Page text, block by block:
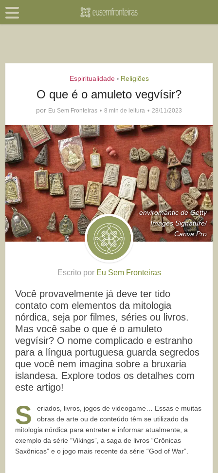
Espiritualidade • Religiões
O que é o amuleto vegvísir?
por Eu Sem Fronteiras 8 min de leitura 28/11/2023
enviromantic de Getty
Images Signature/
Canva Pro
Escrito por Eu Sem Fronteiras
Você provavelmente já deve ter tido
contato com elementos da mitologia
nórdica, seja por filmes, séries ou livros.
Mas você sabe o que é o amuleto
vegvísir? O nome complicado e estranho
para a língua portuguesa guarda segredos
que você nem imagina sobre a bruxaria
islandesa. Explore todos os detalhes com
este artigo!
S
eriados, livros, jogos de videogame… Essas e muitas
obras de arte ou de conteúdo têm se utilizado da
mitologia nórdica para entreter e informar atualmente, a
exemplo da série “Vikings”, a saga de livros “Crônicas
Saxônicas” e o jogo mais recente da série “God of War”.